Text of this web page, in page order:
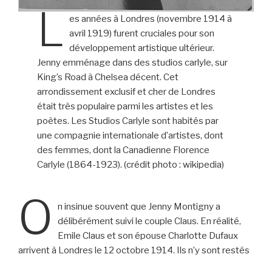
L es années à Londres (novembre 1914 à
avril 1919) furent cruciales pour son
développement artistique ultérieur.
Jenny emménage dans des studios carlyle, sur
King’s Road à Chelsea décent. Cet
arrondissement exclusif et cher de Londres
était très populaire parmi les artistes et les
poètes. Les Studios Carlyle sont habités par
une compagnie internationale d’artistes, dont
des femmes, dont la Canadienne Florence
Carlyle (1864-1923). (crédit photo : wikipedia)
O
n insinue souvent que Jenny Montigny a
délibérément suivi le couple Claus. En réalité,
Emile Claus et son épouse Charlotte Dufaux
arrivent à Londres le 12 octobre 1914. Ils n’y sont restés